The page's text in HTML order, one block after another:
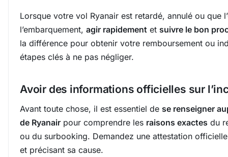
Lorsque votre vol Ryanair est retardé, annulé ou que
l’embarquement, agir rapidement et suivre le bon
la différence pour obtenir votre remboursement ou
étapes clés à ne pas négliger.
Avoir des informations officielles sur
Avant toute chose, il est essentiel de se renseigner
de Ryanair pour comprendre les raisons exactes du
ou du surbooking. Demandez une attestation
et précisant sa cause.